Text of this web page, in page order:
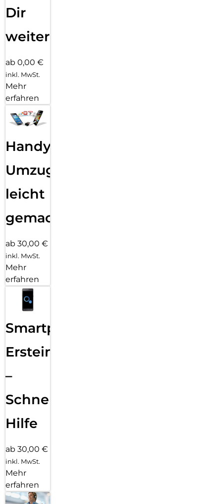
Dir
weiter
ab 0,00 €
inkl. MwSt.
Mehr
erfahren
Handy
Umzug
leicht
gemacht!
ab 30,00 €
inkl. MwSt.
Mehr
erfahren
Smartphone
Ersteinrichtung
–
Schnelle
Hilfe
ab 30,00 €
inkl. MwSt.
Mehr
erfahren